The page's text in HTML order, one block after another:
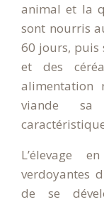
animal et la
sont nourris
60 jours, puis
et des
alimentation
viande
L’élevage
verdoyantes
de se